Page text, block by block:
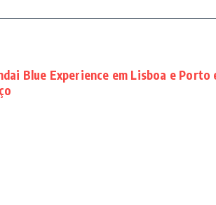
Blue Experience em Lisboa e Porto